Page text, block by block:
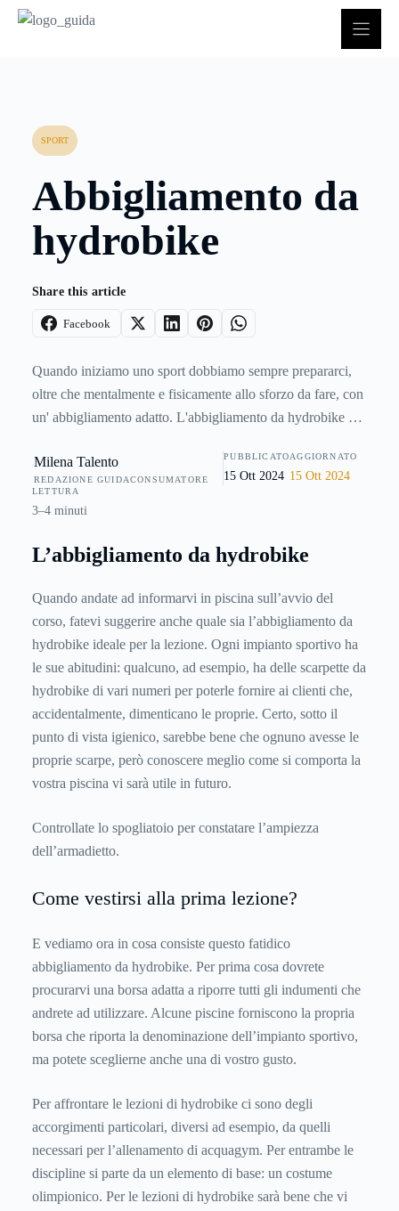
SPORT
Abbigliamento da
hydrobike
Share this article
Facebook
Quando iniziamo uno sport dobbiamo sempre prepararci,
oltre che mentalmente e fisicamente allo sforzo da fare, con
un' abbigliamento adatto. L'abbigliamento da hydrobike è il
Sicuramente se siete abituati a frequentare le palestre non
avrete idea di cosa serve, se invece siete dei pesciolini
avrete già notato lo strano modo di vestire degli allievi del
Milena Talento
REDAZIONE GUIDACONSUMATORE
PUBBLICATO
15 Ott 2024
AGGIORNATO
15 Ott 2024
LETTURA
3–4 minuti
L’abbigliamento da hydrobike
Quando andate ad informarvi in piscina sull’avvio del
corso, fatevi suggerire anche quale sia l’abbigliamento da
hydrobike ideale per la lezione. Ogni impianto sportivo ha
le sue abitudini: qualcuno, ad esempio, ha delle scarpette da
hydrobike di vari numeri per poterle fornire ai clienti che,
accidentalmente, dimenticano le proprie. Certo, sotto il
punto di vista igienico, sarebbe bene che ognuno avesse le
proprie scarpe, però conoscere meglio come si comporta la
vostra piscina vi sarà utile in futuro.
Controllate lo spogliatoio per constatare l’ampiezza
dell’armadietto.
Come vestirsi alla prima lezione?
E vediamo ora in cosa consiste questo fatidico
abbigliamento da hydrobike. Per prima cosa dovrete
procurarvi una borsa adatta a riporre tutti gli indumenti che
andrete ad utilizzare. Alcune piscine forniscono la propria
borsa che riporta la denominazione dell’impianto sportivo,
ma potete sceglierne anche una di vostro gusto.
Per affrontare le lezioni di hydrobike ci sono degli
accorgimenti particolari, diversi ad esempio, da quelli
necessari per l’allenamento di acquagym. Per entrambe le
discipline si parte da un elemento di base: un costume
olimpionico. Per le lezioni di hydrobike sarà bene che vi